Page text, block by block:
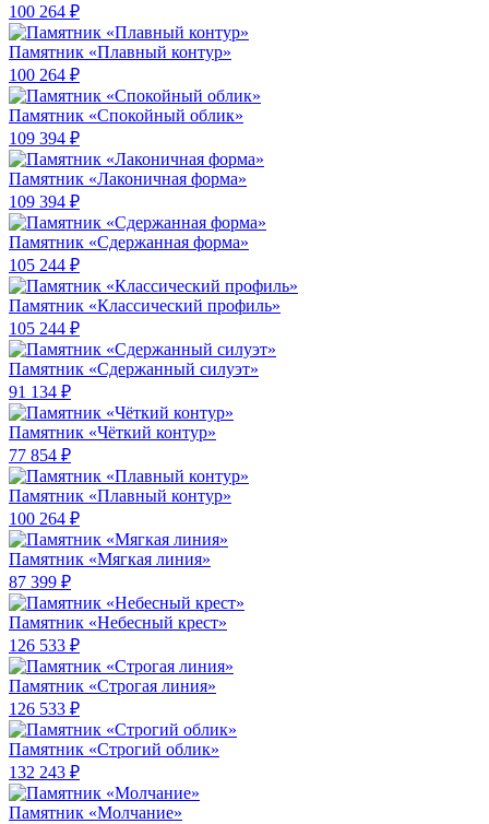
100 264 ₽
Памятник «Плавный контур»
100 264 ₽
Памятник «Спокойный облик»
109 394 ₽
Памятник «Лаконичная форма»
109 394 ₽
Памятник «Сдержанная форма»
105 244 ₽
Памятник «Классический профиль»
105 244 ₽
Памятник «Сдержанный силуэт»
91 134 ₽
Памятник «Чёткий контур»
77 854 ₽
Памятник «Плавный контур»
100 264 ₽
Памятник «Мягкая линия»
87 399 ₽
Памятник «Небесный крест»
126 533 ₽
Памятник «Строгая линия»
126 533 ₽
Памятник «Строгий облик»
132 243 ₽
Памятник «Молчание»